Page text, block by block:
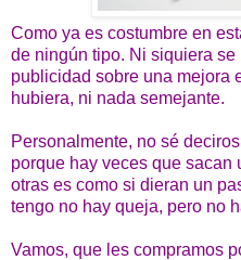
Como ya es costumbre en
de ningún tipo. Ni siquiera
publicidad sobre una mejora
hubiera, ni nada semejante.
Personalmente, no sé
porque hay veces que sacan
otras es como si dieran un
tengo no hay queja, pero no
Vamos, que les compramos